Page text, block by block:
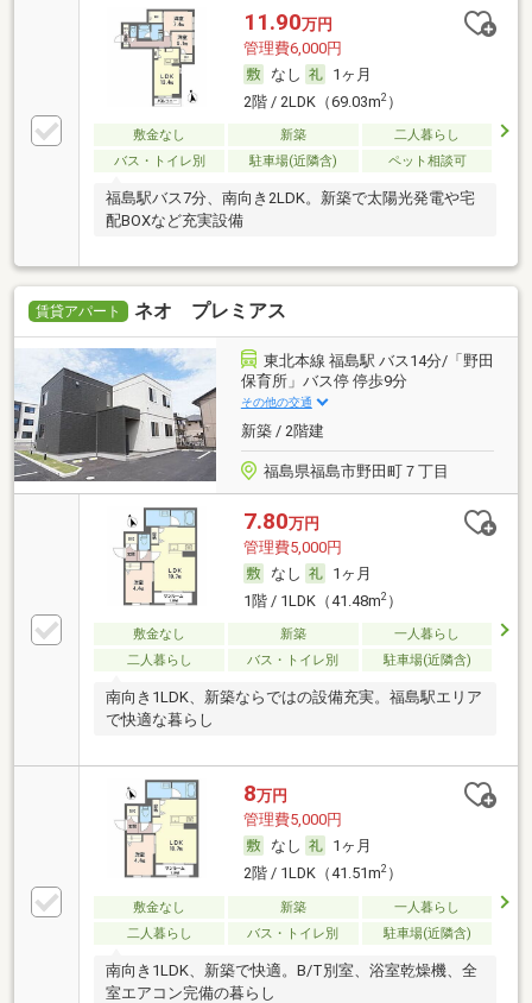
11.90万円
管理費6,000円
なし
1ヶ月
2階 / 2LDK（69.03m2）
敷金なし 新築
二人暮らし
バス・トイレ別
駐車場(近隣含) ペット相談可
福島駅バス7分、南向き2LDK。新築で太陽光発電や宅
配BOXなど充実設備
賃貸アパート ネオ プレミアス
東北本線 福島駅 バス14分/「野田
保育所」バス停 停歩9分
その他の交通
新築 / 2階建
福島県福島市野田町７丁目
7.80万円
管理費5,000円
なし
1ヶ月
1階 / 1LDK（41.48m2）
敷金なし 新築
一人暮らし
二人暮らし
バス・トイレ別 駐車場(近隣含)
南向き1LDK、新築ならではの設備充実。福島駅エリア
で快適な暮らし
8万円
管理費5,000円
なし
1ヶ月
2階 / 1LDK（41.51m2）
敷金なし 新築
一人暮らし
二人暮らし
バス・トイレ別 駐車場(近隣含)
南向き1LDK、新築で快適。B/T別室、浴室乾燥機、全
室エアコン完備の暮らし